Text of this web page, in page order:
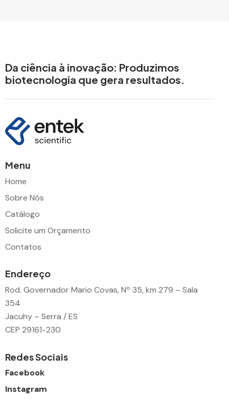
Da ciência à inovação: Produzimos
biotecnologia que gera resultados.
Menu
Home
Sobre Nós
Catálogo
Solicite um Orçamento
Contatos
Endereço
Rod. Governador Mario Covas, Nº 35, km 279 – Sala
354
Jacuhy – Serra / ES
CEP 29161-230
Redes Sociais
Facebook
Instagram